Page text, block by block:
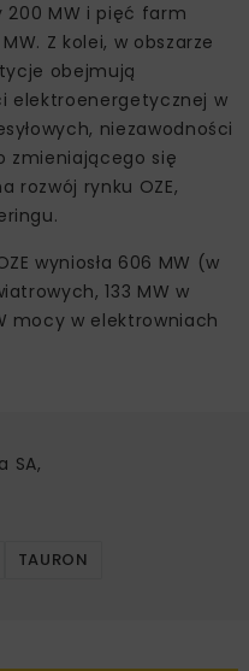
MW i pięć farm
Z kolei, w obszarze
obejmują
elektroenergetycznej w
niezawodności
zmieniającego się
rozwój rynku OZE,
wyniosła 606 MW (w
133 MW w
mocy w elektrowniach
SA,
TAURON